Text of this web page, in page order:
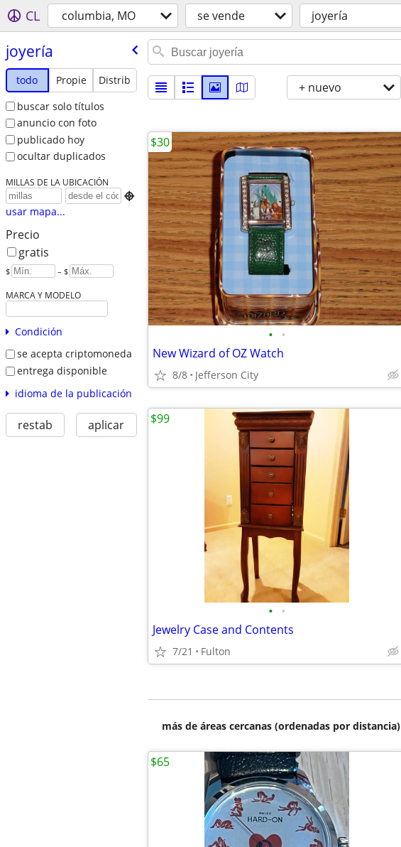
CL columbia, MO se vende joyería
joyería
todo Propie
Distrib
buscar solo títulos
anuncio con foto
publicado hoy
ocultar duplicados
MILLAS DE LA UBICACIÓN

usar mapa...
Precio
gratis
$ – $
MARCA Y MODELO
Condición
se acepta criptomoneda
entrega disponible
idioma de la publicación
restab aplicar
+ nuevo
• •
New Wizard of OZ Watch
8/8 Jefferson City
$30
• •
Jewelry Case and Contents
7/21 Fulton
$99
más de áreas cercanas (ordenadas por distancia)
$65